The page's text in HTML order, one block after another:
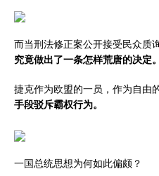
而当刑法修正案公开接受民众质
究竟做出了一条怎样荒唐的决定。
捷克作为欧盟的一员，作为自由
手段驳斥霸权行为。
一国总统思想为何如此偏颇？